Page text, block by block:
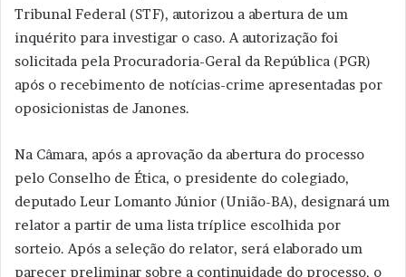
Tribunal Federal (STF), autorizou a abertura de um
inquérito para investigar o caso. A autorização foi
solicitada pela Procuradoria-Geral da República (PGR)
após o recebimento de notícias-crime apresentadas por
oposicionistas de Janones.
Na Câmara, após a aprovação da abertura do processo
pelo Conselho de Ética, o presidente do colegiado,
deputado Leur Lomanto Júnior (União-BA), designará um
relator a partir de uma lista tríplice escolhida por
sorteio. Após a seleção do relator, será elaborado um
parecer preliminar sobre a continuidade do processo, o